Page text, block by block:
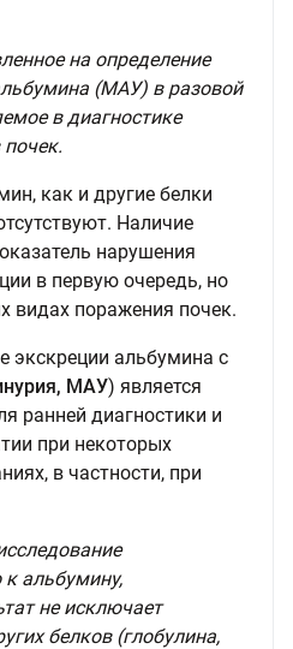
на определение
(МАУ) в разовой
в диагностике
как и другие белки
Наличие
нарушения
в первую очередь, но
видах поражения почек.
экскреции альбумина с
МАУ) является
ранней диагностики и
при некоторых
в частности, при
к альбумину,
не исключает
белков (глобулина,